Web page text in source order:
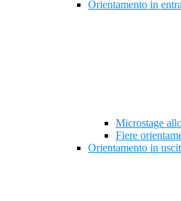
Orientamento in
Microstage
Fiere
Orientamento in